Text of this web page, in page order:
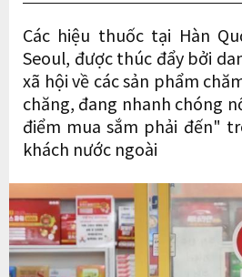
Các hiệu thuốc tại Hàn
Seoul, được thúc đẩy bởi
xã hội về các sản phẩm
chăng, đang nhanh chóng
điểm mua sắm phải đến"
khách nước ngoài